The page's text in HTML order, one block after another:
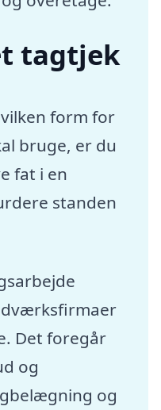
tagtjek
form for
bruge, er du
fat i en
standen
Det foregår
og
og